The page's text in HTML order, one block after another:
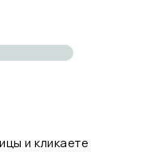
и кликаете